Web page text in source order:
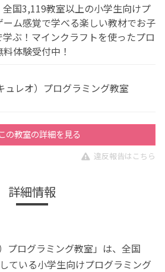
国3,119教室以上の小学生向けプ
ム感覚で学べる楽しい教材でお子
ぶ！マインクラフトを使ったプロ
体験受付中！
ュレオ）プログラミング教室
この教室の詳細を見る
違反報告はこちら
詳細情報
プログラミング教室」は、全国
ている小学生向けプログラミング